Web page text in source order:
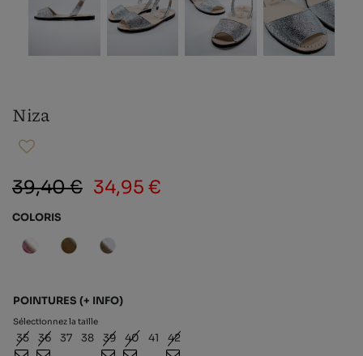
Niza
39,40 € 34,95 €
COLORIS
POINTURES (+ INFO)
Sélectionnez la taille
35 36 37 38 39 40 41 42